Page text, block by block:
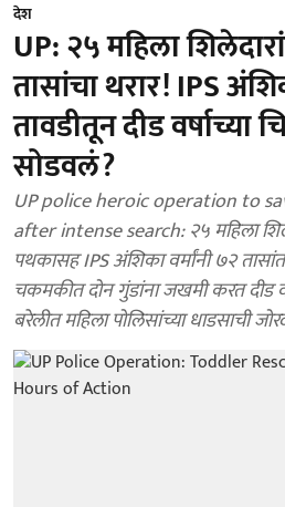
देश
UP: २५ महिला
तासांचा थरार! IPS
तावडीतून दीड
सोडवलं?
UP police heroic operation to
after intense search: २५ महिला
पथकासह IPS अंशिका वर्मांनी ७२
चकमकीत दोन गुंडांना जखमी करत दीड
बरेलीत महिला पोलिसांच्या धाडसाची